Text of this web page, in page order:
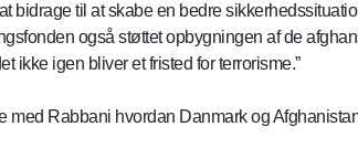
til at skabe en bedre
også støttet opbygningen af de
ikke igen bliver et fristed for terrorisme.”
Rabbani hvordan Danmark og